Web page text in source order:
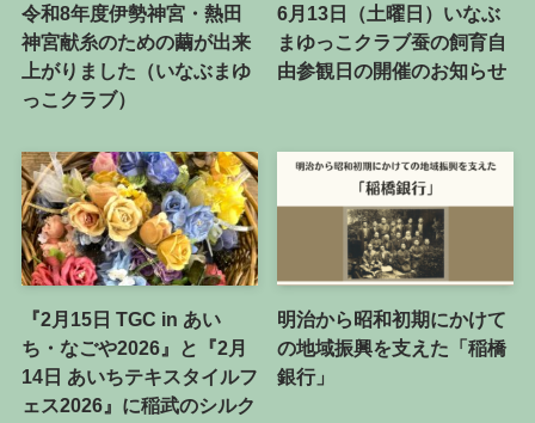
令和8年度伊勢神宮・熱田
神宮献糸のための繭が出来
上がりました（いなぶまゆ
っこクラブ）
6月13日（土曜日）いなぶ
まゆっこクラブ蚕の飼育自
由参観日の開催のお知らせ
『2月15日 TGC in あい
ち・なごや2026』と『2月
14日 あいちテキスタイルフ
ェス2026』に稲武のシルク
明治から昭和初期にかけて
の地域振興を支えた「稲橋
銀行」